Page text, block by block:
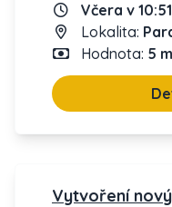
Včera v 10:51
Lokalita:
Hodnota: 5
Vytvoření